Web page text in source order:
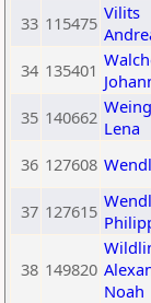
33 115475 Vilits
34 135401
35 140662 Lena
36 127608
37 127615 Wendl
38 149820
Noah